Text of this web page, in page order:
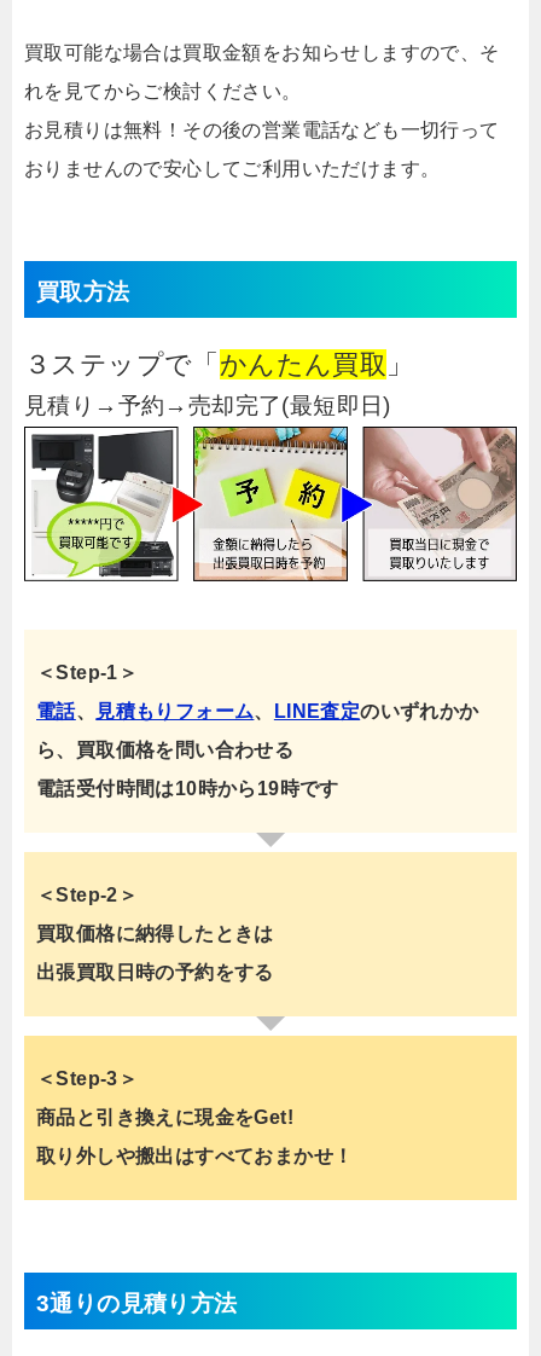
買取可能な場合は買取金額をお知らせしますので、そ
れを見てからご検討ください。
お見積りは無料！その後の営業電話なども一切行って
おりませんので安心してご利用いただけます。
買取方法
３ステップで「 かんたん買取 」
見積り→予約→売却完了(最短即日)
＜Step-1＞
電話、 見積もりフォーム、 LINE査定のいずれかか
ら、買取価格を問い合わせる
電話受付時間は10時から19時です
＜Step-2＞
買取価格に納得したときは
出張買取日時の予約をする
＜Step-3＞
商品と引き換えに現金をGet!
取り外しや搬出はすべておまかせ！
3通りの見積り方法